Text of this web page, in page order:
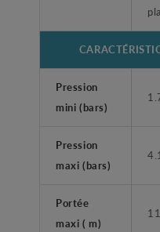
Pression
mini (bars)
Pression
maxi (bars)
Portée
maxi ( m)